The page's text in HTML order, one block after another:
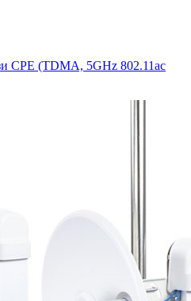
CPE (TDMA, 5GHz 802.11ac